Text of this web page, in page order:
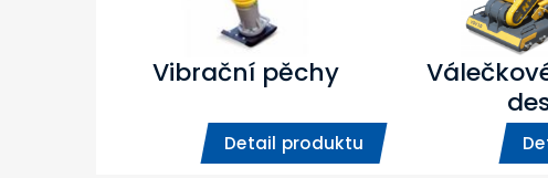
Vibrační pěchy
Detail produktu